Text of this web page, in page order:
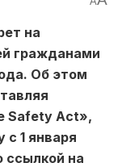
на
гражданами
Об этом
Safety Act»,
1 января
ссылкой на